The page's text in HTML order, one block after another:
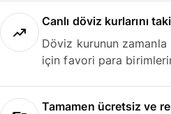
Canlı döviz kurlarını
Döviz kurunun
için favori para
Tamamen ücretsiz ve